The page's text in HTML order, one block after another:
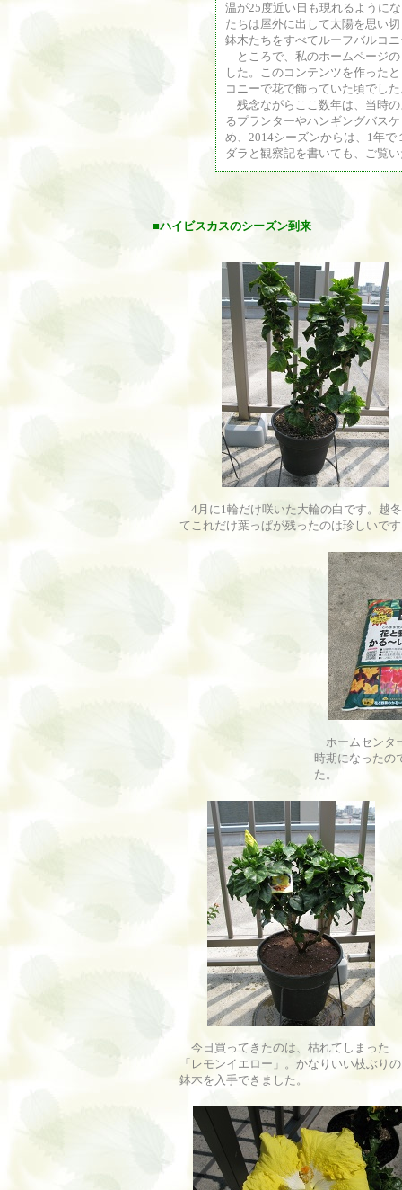
温が25度近い日も現れるように
たちは屋外に出して太陽を思い
鉢木たちをすべてルーフバルコ
ところで、私のホームページ
した。このコンテンツを作った
コニーで花で飾っていた頃でし
残念ながらここ数年は、当時
るプランターやハンギングバス
め、2014シーズンからは、1年
ダラと観察記を書いても、ご覧
■ハイビスカスのシーズン到来
4月に1輪だけ咲いた大輪の白です。越
てこれだけ葉っぱが残ったのは珍しいで
ホームセンタ
時期になったの
た。
今日買ってきたのは、枯れてしまった
「レモンイエロー」。かなりいい枝ぶりの
鉢木を入手できました。